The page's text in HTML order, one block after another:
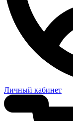
Личный кабинет